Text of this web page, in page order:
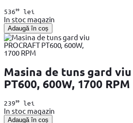
53699lei
In stoc magazin
Adaugă în coș
Masina de tuns gard viu
PT600, 600W, 1700 RPM
23999lei
In stoc magazin
Adaugă în coș